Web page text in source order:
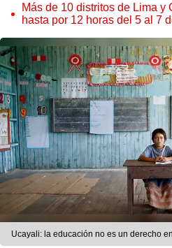
Más de 10 distritos de Lima y
hasta por 12 horas del 5 al 7
Ucayali: la educación no es un derecho